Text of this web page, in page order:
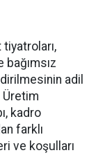
adil
Üretim
kadro
farklı
ve koşulları